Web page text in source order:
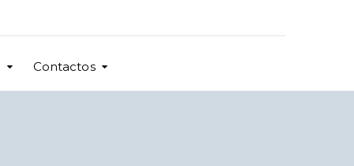
Contactos